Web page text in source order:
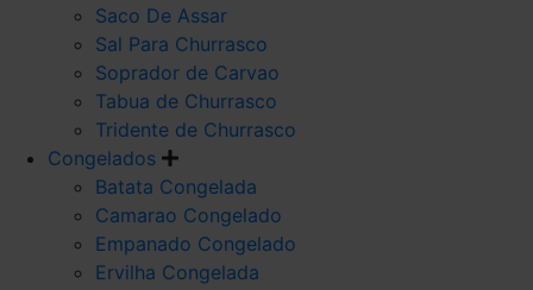
Saco De Assar
Sal Para Churrasco
Soprador de Carvao
Tabua de Churrasco
Tridente de Churrasco
Congelados
Batata Congelada
Camarao Congelado
Empanado Congelado
Ervilha Congelada